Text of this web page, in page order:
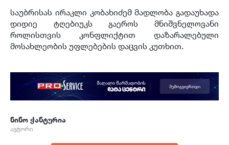
საუბრისას ირაკლი კობახიძემ მადლობა გადაუხადა
დიდიე ტღებიუკს გაეროს მნიშვნელოვანი
როლისთვის კონფლიქტით დაზარალებული
მოსახლეობის უფლებების დაცვის კუთხით.
ნინო ჭანტურია
ავტორი